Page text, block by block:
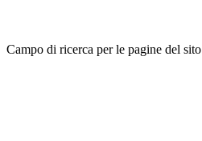
Campo di ricerca per le pagine del sito